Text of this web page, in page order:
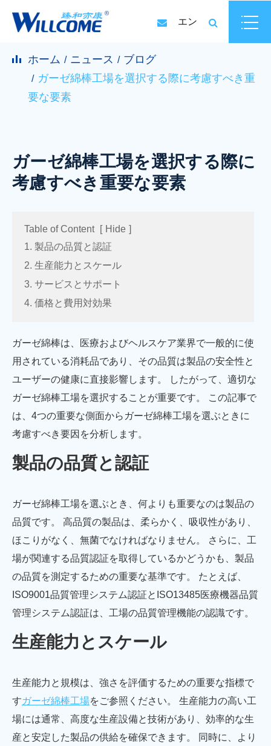
エン
ホーム ニュース
ブログ
ガーゼ綿棒工場を選択する際に考慮すべき重
要な要素
ガーゼ綿棒工場を選択する際に
考慮すべき重要な要素
Table of Content [ Hide ]
1. 製品の品質と認証
2. 生産能力とスケール
3. サービスとサポート
4. 価格と費用対効果
ガーゼ綿棒は、医療およびヘルスケア業界で一般的に使
用されている消耗品であり、その品質は製品の安全性と
ユーザーの健康に直接影響します。 したがって、適切な
ガーゼ綿棒工場を選択することが重要です。 この記事で
は、4つの重要な側面からガーゼ綿棒工場を選ぶときに
考慮すべき要因を分析します。
製品の品質と認証
ガーゼ綿棒工場を選ぶとき、何よりも重要なのは製品の
品質です。 高品質の製品は、柔らかく、吸収性があり、
ほこりがなく、無菌でなければなりません。 さらに、工
場が関連する品質認証を取得しているかどうかも、製品
の品質を測定するための重要な基準です。 たとえば、
ISO9001品質管理システム認証とISO13485医療機器品質
管理システム認証は、工場の品質管理機能の認識です。
生産能力とスケール
生産能力と規模は、強さを評価するための重要な指標で
すガーゼ綿棒工場をご参照ください。 生産能力の高い工
場には通常、高度な生産設備と技術があり、効率的な生
産と安定した製品の供給を確保できます。 同時に、より